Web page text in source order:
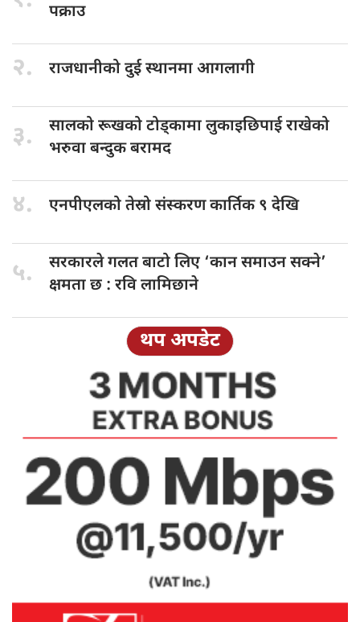
पक्राउ
२. राजधानीको दुईस्थानमा आगलागी
३. सालको रूखकोटोड्कामा लुकाइछिपाई राखेको
भरुवा बन्दुक बरामद
४. एनपीएलको तेस्रोसंस्करण कार्तिक ९ देखि
५. सरकारले गलतबाटो लिए ‘कान समाउन सक्ने’
क्षमता छ : रवि लामिछाने
थप अपडेट